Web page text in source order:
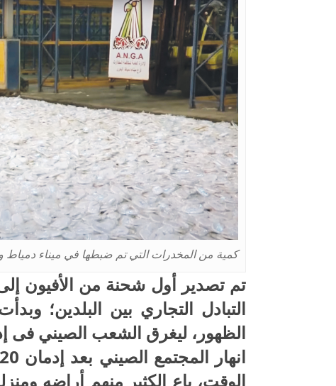
كمية من المخدرات التي تم ضبطها في ميناء دمياط والتى بلغت ٦ طن
التبادل التجاري بين البلدين؛
الظهور، ليغرق الشعب الصيني فى
الوقت، باع الكثير منهم أراضه